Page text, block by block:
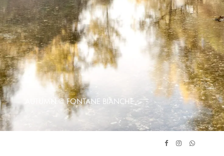
AUTUMN @ FONTANE BIANCHE